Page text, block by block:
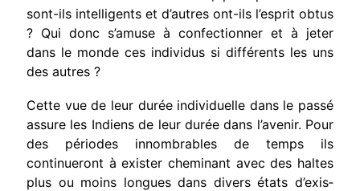
sont-ils intelligents et d’autres ont-ils l’esprit ob­tus
? Qui donc s’amuse à confectionner et à jeter
dans le monde ces individus si différents les uns
des autres ?
Cette vue de leur durée individuelle dans le passé
assure les Indiens de leur durée dans l’ave­nir. Pour
des périodes innombrables de temps ils
continueront à exister cheminant avec des haltes
plus ou moins longues dans divers états d’exis­